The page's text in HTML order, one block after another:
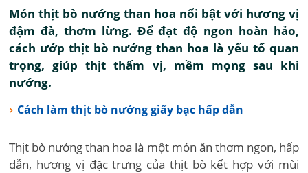
Món thịt bò nướng than hoa nổi bật với hương vị
đậm đà, thơm lừng. Để đạt độ ngon hoàn hảo,
cách ướp thịt bò nướng than hoa là yếu tố quan
trọng, giúp thịt thấm vị, mềm mọng sau khi
nướng.
Cách làm thịt bò nướng giấy bạc hấp dẫn
Thịt bò nướng than hoa là một món ăn thơm ngon, hấp
dẫn, hương vị đặc trưng của thịt bò kết hợp với mùi